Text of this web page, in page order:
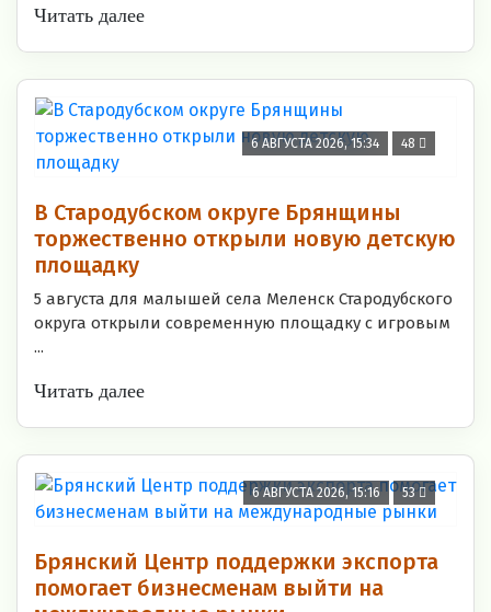
Читать далее
6 АВГУСТА 2026, 15:34 48
В Стародубском округе Брянщины
торжественно открыли новую детскую
площадку
5 августа для малышей села Меленск Стародубского
округа открыли современную площадку с игровым
...
Читать далее
6 АВГУСТА 2026, 15:16 53
Брянский Центр поддержки экспорта
помогает бизнесменам выйти на